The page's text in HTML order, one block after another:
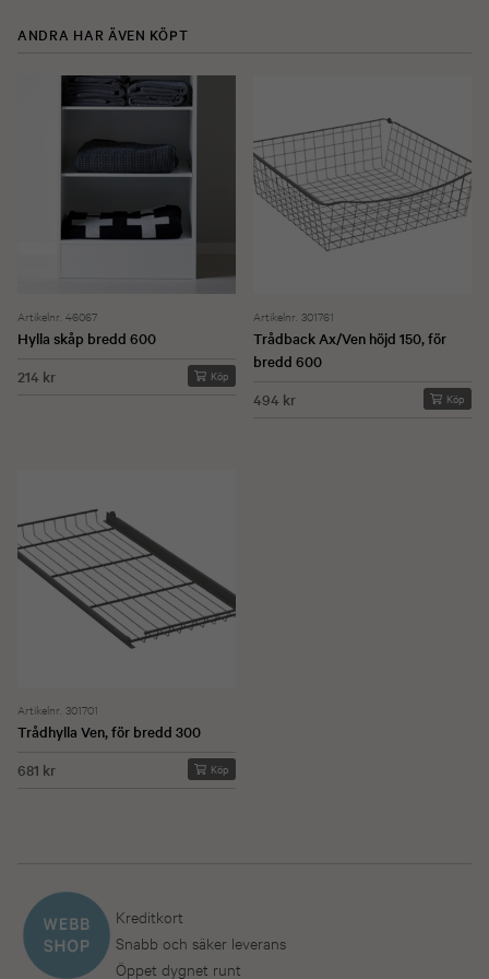
ANDRA HAR ÄVEN KÖPT
Artikelnr. 46067
Hylla skåp bredd 600
214 kr
Köp
Artikelnr. 301761
Trådback Ax/Ven höjd 150, för
bredd 600
494 kr
Köp
Artikelnr. 301701
Trådhylla Ven, för bredd 300
681 kr
Köp
Kreditkort
Snabb och säker leverans
Öppet dygnet runt